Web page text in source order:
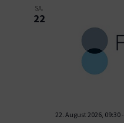
SA.
22
22. August 2026, 09:30-